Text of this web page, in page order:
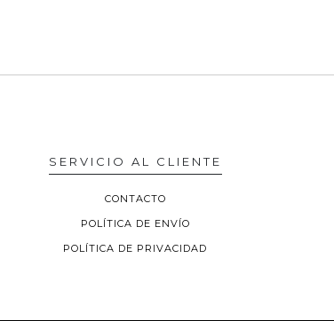
SERVICIO AL CLIENTE
CONTACTO
POLÍTICA DE ENVÍO
POLÍTICA DE PRIVACIDAD